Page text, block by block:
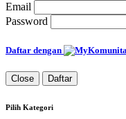
Email
Password
Daftar dengan
Close Daftar
Pilih Kategori